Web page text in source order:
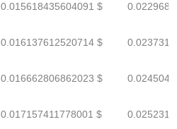
0.015618435604091 $
0.016137612520714 $
0.016662806862023 $
0.017157411778001 $